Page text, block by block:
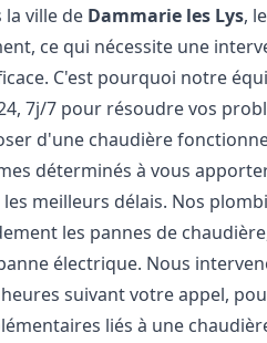
la ville de Dammarie les Lys,
ce qui nécessite une
C'est pourquoi notre
7j/7 pour résoudre vos
d'une chaudière
déterminés à vous
les meilleurs délais. Nos
les pannes de
électrique. Nous
heures suivant votre appel,
liés à une